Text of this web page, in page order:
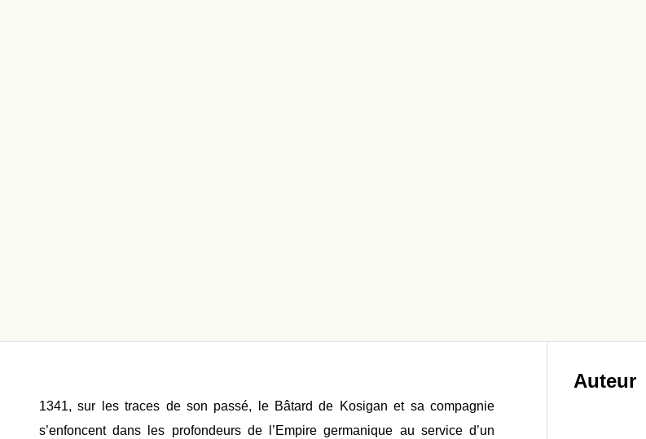
1341, sur les traces de son passé, le Bâtard de Kosigan et sa compagnie
s’enfoncent dans les profondeurs de l’Empire germanique au service d’un
Auteur